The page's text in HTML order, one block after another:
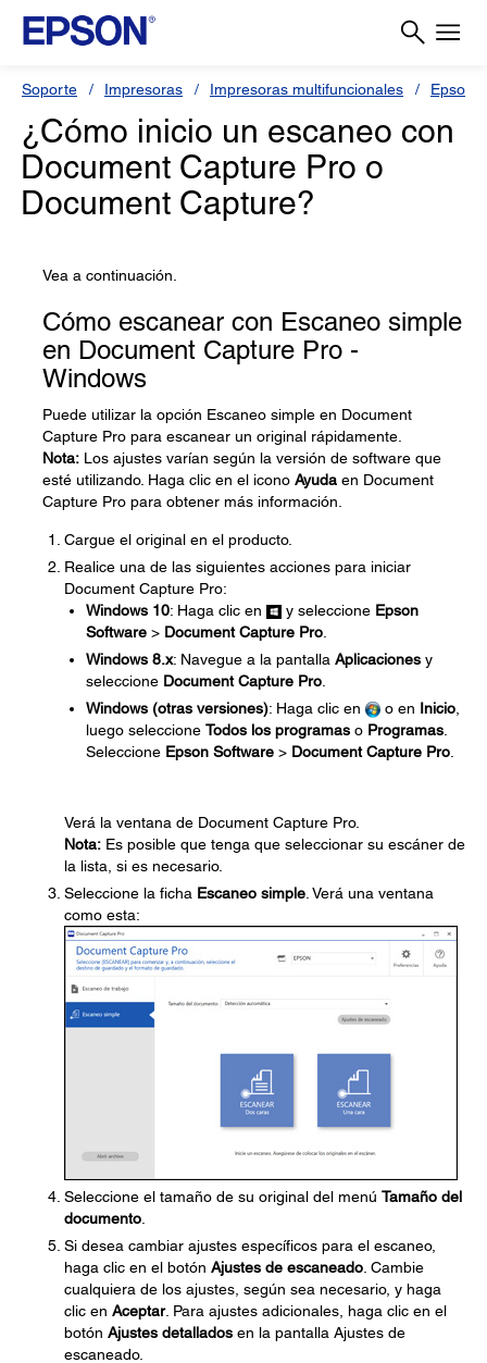
Soporte Impresoras Impresoras multifuncionales Epson
¿Cómo inicio un escaneo con
Document Capture Pro o
Document Capture?
Vea a continuación.
Cómo escanear con Escaneo simple
en Document Capture Pro -
Windows
Puede utilizar la opción Escaneo simple en Document
Capture Pro para escanear un original rápidamente.
Nota: Los ajustes varían según la versión de software que
esté utilizando. Haga clic en el icono Ayuda en Document
Capture Pro para obtener más información.
Cargue el original en el producto.
Realice una de las siguientes acciones para iniciar
Document Capture Pro:
Windows 10: Haga clic en y seleccione Epson
Software > Document Capture Pro
Windows 8.x: Navegue a la pantalla Aplicaciones y
seleccione Document Capture Pro
Windows (otras versiones): Haga clic en o en Inicio
luego seleccione Todos los programas o Programas
Seleccione Epson Software > Document Capture Pro
Verá la ventana de Document Capture Pro.
Nota: Es posible que tenga que seleccionar su escáner de
la lista, si es necesario.
Seleccione la ficha Escaneo simple . Verá una ventana
como esta:
Seleccione el tamaño de su original del menú Tamaño del
documento
Si desea cambiar ajustes específicos para el escaneo,
haga clic en el botón Ajustes de escaneado . Cambie
cualquiera de los ajustes, según sea necesario, y haga
clic en Aceptar. Para ajustes adicionales, haga clic en el
botón Ajustes detallados en la pantalla Ajustes de
escaneado.